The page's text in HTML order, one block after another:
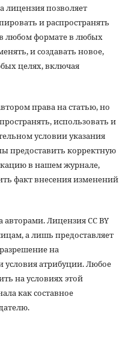
лицензия позволяет
и распространять
любом формате в любых
и создавать новое,
целях, включая
права на статью, но
использовать и
условии указания
предоставить корректную
в нашем журнале,
факт внесения изменений
авторами. Лицензия CC BY
а лишь предоставляет
на
условия атрибуции. Любое
на условиях этой
как составное